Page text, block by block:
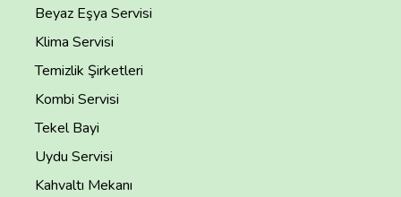
Beyaz Eşya Servisi
Klima Servisi
Temizlik Şirketleri
Kombi Servisi
Tekel Bayi
Uydu Servisi
Kahvaltı Mekanı